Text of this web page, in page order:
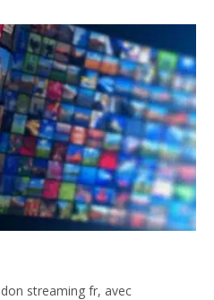
streaming fr, avec